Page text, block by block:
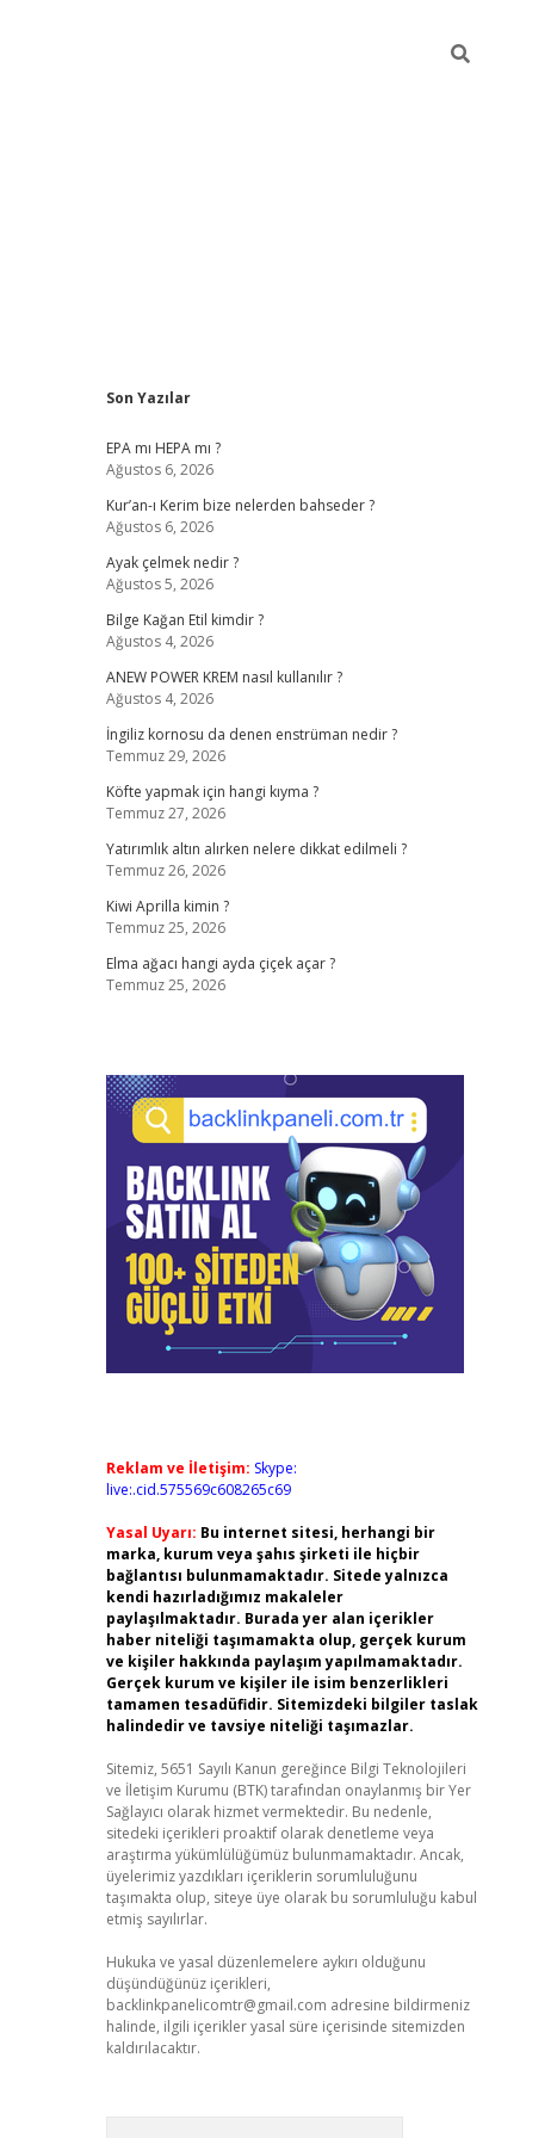
Sidebar
Son Yazılar
EPA mı HEPA mı ?
Ağustos 6, 2026
Kur’an-ı Kerim bize nelerden bahseder ?
Ağustos 6, 2026
Ayak çelmek nedir ?
Ağustos 5, 2026
Bilge Kağan Etil kimdir ?
Ağustos 4, 2026
ANEW POWER KREM nasıl kullanılır ?
Ağustos 4, 2026
İngiliz kornosu da denen enstrüman nedir ?
Temmuz 29, 2026
Köfte yapmak için hangi kıyma ?
Temmuz 27, 2026
Yatırımlık altın alırken nelere dikkat edilmeli ?
Temmuz 26, 2026
Kiwi Aprilla kimin ?
Temmuz 25, 2026
Elma ağacı hangi ayda çiçek açar ?
Temmuz 25, 2026
Reklam ve İletişim: Skype:
live:.cid.575569c608265c69
Yasal Uyarı: Bu internet sitesi, herhangi bir
marka, kurum veya şahıs şirketi ile hiçbir
bağlantısı bulunmamaktadır. Sitede yalnızca
kendi hazırladığımız makaleler
paylaşılmaktadır. Burada yer alan içerikler
haber niteliği taşımamakta olup, gerçek kurum
ve kişiler hakkında paylaşım yapılmamaktadır.
Gerçek kurum ve kişiler ile isim benzerlikleri
tamamen tesadüfidir. Sitemizdeki bilgiler taslak
halindedir ve tavsiye niteliği taşımazlar.
Sitemiz, 5651 Sayılı Kanun gereğince Bilgi Teknolojileri
ve İletişim Kurumu (BTK) tarafından onaylanmış bir Yer
Sağlayıcı olarak hizmet vermektedir. Bu nedenle,
sitedeki içerikleri proaktif olarak denetleme veya
araştırma yükümlülüğümüz bulunmamaktadır. Ancak,
üyelerimiz yazdıkları içeriklerin sorumluluğunu
taşımakta olup, siteye üye olarak bu sorumluluğu kabul
etmiş sayılırlar.
Hukuka ve yasal düzenlemelere aykırı olduğunu
düşündüğünüz içerikleri,
backlinkpanelicomtr@gmail.com adresine bildirmeniz
halinde, ilgili içerikler yasal süre içerisinde sitemizden
kaldırılacaktır.